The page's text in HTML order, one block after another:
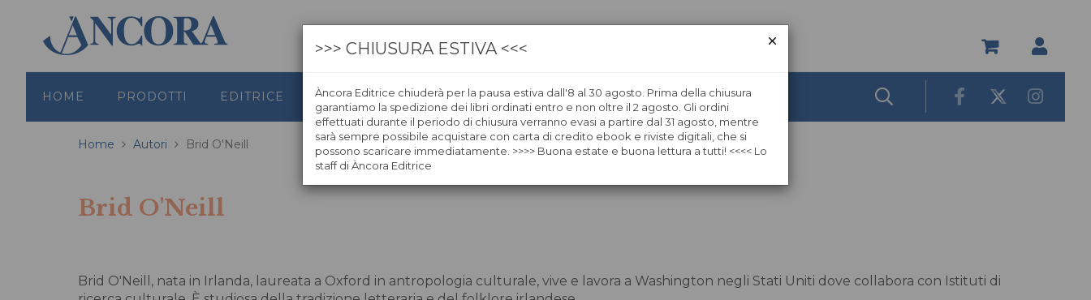
HOME PRODOTTI EDITRICE GRAFICA LIBRERIE ÀNCORAWOW
Home Autori Brid O'Neill
Brid O'Neill
Brid O'Neill, nata in Irlanda, laureata a Oxford in antropologia culturale, vive e lavora a Washington negli Stati Uniti dove collabora con Istituti di
>>> CHIUSURA ESTIVA <<<
Àncora Editrice chiuderà per la pausa estiva dall'8 al 30 agosto. Prima della chiusura
garantiamo la spedizione dei libri ordinati entro e non oltre il 2 agosto. Gli ordini
effettuati durante il periodo di chiusura verranno evasi a partire dal 31 agosto, mentre
sarà sempre possibile acquistare con carta di credito ebook e riviste digitali, che si
possono scaricare immediatamente. >>>> Buona estate e buona lettura a tutti! <<<< Lo
staff di Àncora Editrice